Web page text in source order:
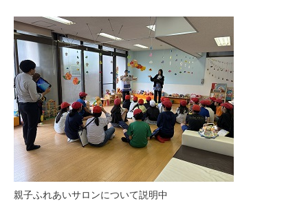
親子ふれあいサロンについて説明中